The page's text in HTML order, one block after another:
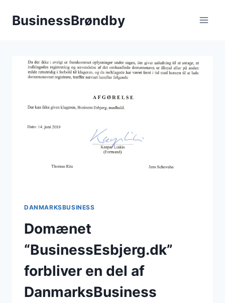
BusinessBrøndby
DANMARKSBUSINESS
Domænet
“BusinessEsbjerg.dk”
forbliver en del af
DanmarksBusiness